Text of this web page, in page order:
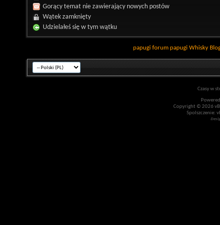
Gorący temat nie zawierający nowych postów
Wątek zamknięty
Udzielałeś się w tym wątku
papugi forum papugi Whisky
Czasy w
Copyright © 2026
Spolszczenie: